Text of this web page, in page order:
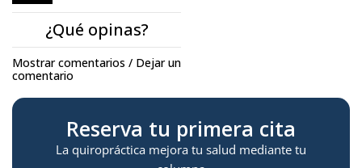
¿Qué opinas?
Mostrar comentarios / Dejar un
comentario
Reserva tu primera cita
La quiropráctica mejora tu salud mediante tu